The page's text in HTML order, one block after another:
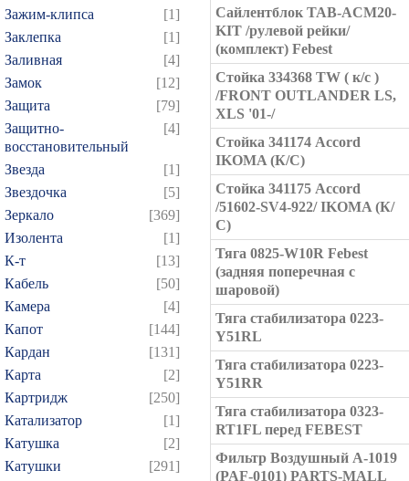
Зажим-клипса
[1]
Заклепка
[1]
Заливная
[4]
Замок
[12]
Защита
[79]
Защитно-
восстановительный
[4]
Звезда
[1]
Звездочка
[5]
Зеркало
[369]
Изолента
[1]
К-т
[13]
Кабель
[50]
Камера
[4]
Капот
[144]
Кардан
[131]
Карта
[2]
Картридж
[250]
Катализатор
[1]
Катушка
[2]
Катушки
[291]
Сайлентблок TAB-ACM20-
KIT /рулевой рейки/
(комплект) Febest
Стойка 334368 TW ( к/с )
/FRONT OUTLANDER LS,
XLS '01-/
Стойка 341174 Accord
IKOMA (К/С)
Стойка 341175 Accord
/51602-SV4-922/ IKOMA (К/
С)
Тяга 0825-W10R Febest
(задняя поперечная с
шаровой)
Тяга стабилизатора 0223-
Y51RL
Тяга стабилизатора 0223-
Y51RR
Тяга стабилизатора 0323-
RT1FL перед FEBEST
Фильтр Воздушный A-1019
(PAF-0101) PARTS-MALL